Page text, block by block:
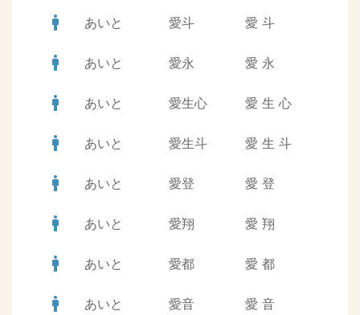
man あいと 愛斗 愛 斗
man あいと 愛永 愛 永
man あいと 愛生心 愛 生 心
man あいと 愛生斗 愛 生 斗
man あいと 愛登 愛 登
man あいと 愛翔 愛 翔
man あいと 愛都 愛 都
man あいと 愛音 愛 音